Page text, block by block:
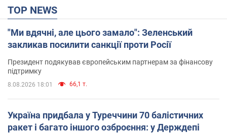
TOP NEWS
"Ми вдячні, але цього замало": Зеленський
закликав посилити санкції проти Росії
Президент подякував європейським партнерам за фінансову
підтримку
8.08.2026 18:01 66,1 т.
Україна придбала у Туреччини 70 балістичних
ракет і багато іншого озброєння: у Держдепі